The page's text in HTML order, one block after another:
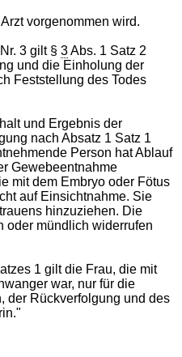
vorgenommen wird.
3 gilt §3Abs. 1 Satz 2
und die Einholung der
Feststellung des Todes
und Ergebnis der
nach Absatz 1 Satz 1
Person hat Ablauf
Gewebeentnahme
mit dem Embryo oder Fötus
auf Einsichtnahme. Sie
hinzuziehen. Die
oder mündlich widerrufen
1 gilt die Frau, die mit
war, nur für die
der Rückverfolgung und des